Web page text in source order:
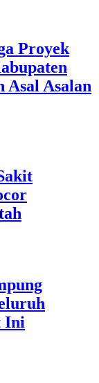
Proyek
Asal Asalan
Ini